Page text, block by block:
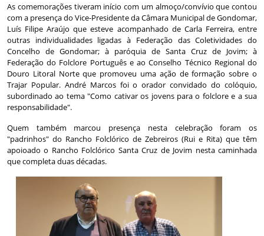
As comemorações tiveram início com um almoço/convívio que contou
com a presença do Vice-Presidente da Câmara Municipal de Gondomar,
Luís Filipe Araújo que esteve acompanhado de Carla Ferreira, entre
outras individualidades ligadas à Federação das Coletividades do
Concelho de Gondomar; à paróquia de Santa Cruz de Jovim; à
Federação do Folclore Português e aoConselho Técnico Regional do
Douro Litoral Norte que promoveu uma ação de formação sobre o
Trajar Popular. André Marcos foi o orador convidado do colóquio,
subordinado ao tema "Como cativar os jovens para o folclore e a sua
responsabilidade".
Quem também marcou presença nesta celebração foram os
"padrinhos" do Rancho Folclórico de Zebreiros (Rui e Rita) que têm
apoioado o Rancho Folclórico Santa Cruz de Jovim nesta caminhada
que completa duas décadas.